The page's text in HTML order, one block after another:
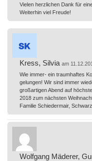
Vielen herzlichen Dank für
Weiterhin viel Freude!
Kress, Silvia am
Wie immer- ein traumhaftes
gelungen! Wir sind immer
großartigen Abend auf
2018 zum nächsten
Familie Schiedermair,
Wolfgang Mäderer,